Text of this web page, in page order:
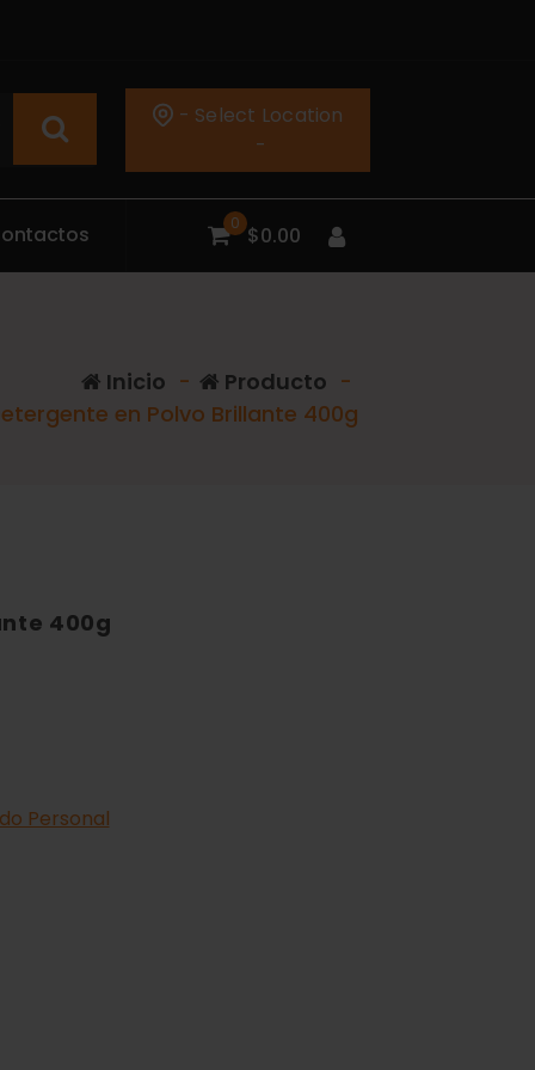
- Select Location
-
ontactos 0 $0.00
Inicio - Producto -
en Polvo Brillante 400g
400g
Personal